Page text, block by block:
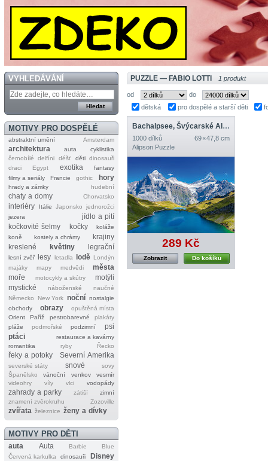
VYHLEDÁVÁNÍ
MOTIVY PRO DOSPĚLÉ
abstraktní umění Amsterdam
architektura auta
cyklistika
černobílé
delfíni déšť děti dinosauři
draci
Egypt exotika
fantasy
filmy a seriály
Francie gothic hory
hrady a zámky hudební
chaty a domy Chorvatsko
interiéry Itálie Japonsko
jednorožci
jezera
jídlo a pití
kočkovité šelmy
kočky
koláže
koně
kostely a chrámy
krajiny
kreslené
květiny legrační
lesní zvěř lesy letadla lodě Londýn
majáky
mapy medvědi
města
moře
motocykly a skútry
motýli
mystické
náboženské
naučné
Německo
New York noční nostalgie
obchody
obrazy
opuštěná místa
Orient
Paříž pestrobarevné
plakáty
pláže
podmořské podzimní
psi
ptáci
restaurace a kavárny
romantika
ryby Řecko
řeky a potoky Severní Amerika
severské státy snové
sovy
Španělsko
vánoční venkov
vesmír
videohry
víly vlci vodopády
zahrady a parky zátiší
zimní
znamení zvěrokruhu
Zozoville
zvířata železnice ženy a dívky
MOTIVY PRO DĚTI
auta Auta Barbie
Blue
Červená karkulka
dinosauři
Disney
PUZZLE — FABIO LOTTI 1 produkt
od
do
dětská
pro dospělé a starší děti
Bachalpsee, Švýcarské Alpy
1000 dílků
69 × 47,8 cm
Alipson Puzzle
289 Kč
Do košíku
Zobrazit